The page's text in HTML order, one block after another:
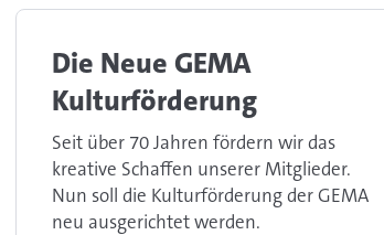
Die Neue GEMA
Kulturförderung
Seit über 70 Jahren fördern wir das
kreative Schaffen unserer Mitglieder.
Nun soll die Kulturförderung der GEMA
neu ausgerichtet werden.